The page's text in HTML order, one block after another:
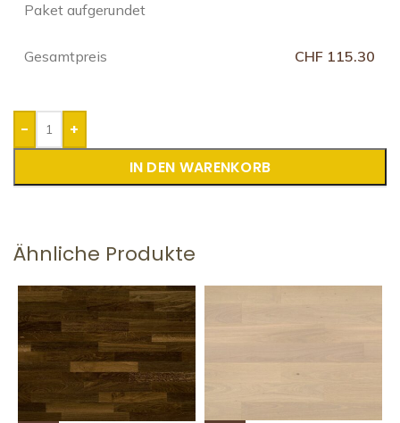
Paket aufgerundet
Gesamtpreis CHF 115.30
-
+
IN DEN WARENKORB
Ähnliche Produkte